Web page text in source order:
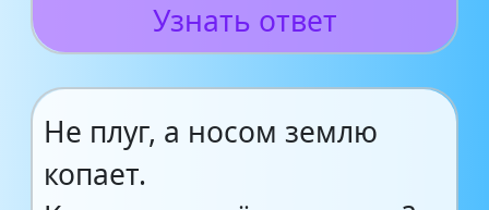
Узнать ответ
Не плуг, а носом землю
копает.